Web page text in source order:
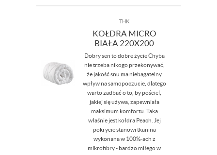
THK
KOŁDRA MICRO
BIAŁA 220X200
Dobry sen to dobre życie Chyba
nie trzeba nikogo przekonywać,
że jakość snu ma niebagatelny
wpływ na samopoczucie, dlatego
warto zadbać o to, by pościel,
jakiej się używa, zapewniała
maksimum komfortu. Taka
właśnie jest kołdra Peach. Jej
pokrycie stanowi tkanina
wykonana w 100%-ach z
mikrofibry - bardzo miłego w